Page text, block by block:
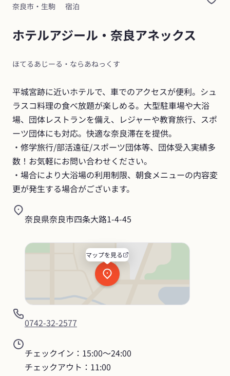
奈良市・生駒 宿泊
ホテルアジール・奈良アネックス
ほてるあじーる・ならあねっくす
平城宮跡に近いホテルで、車でのアクセスが便利。シュ
ラスコ料理の食べ放題が楽しめる。大型駐車場や大浴
場、団体レストランを備え、レジャーや教育旅行、スポ
ーツ団体にも対応。快適な奈良滞在を提供。
・修学旅行/部活遠征/スポーツ団体等、団体受入実績多
数！お気軽にお問い合わせください。
・場合により大浴場の利用制限、朝食メニューの内容変
更が発生する場合がございます。
奈良県奈良市四条大路1-4-45
マップを見る
0742-32-2577
チェックイン：15:00〜24:00
チェックアウト：11:00